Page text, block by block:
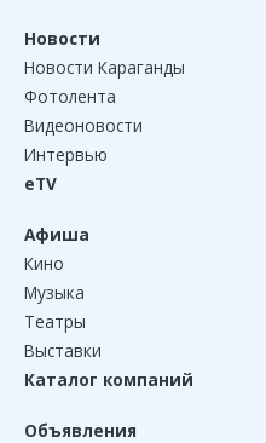
Новости
Новости Караганды
Фотолента
Видеоновости
Интервью
eTV
Афиша
Кино
Музыка
Театры
Выставки
Каталог компаний
Объявления